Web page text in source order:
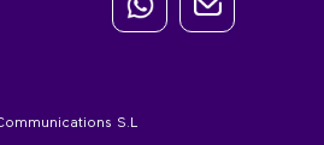
S.L